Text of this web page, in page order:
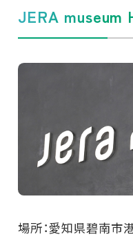
JERA museum
場所：愛知県碧南市